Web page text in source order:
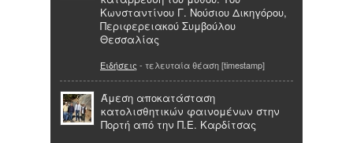
Κωνσταντίνου Γ. Νούσιου Δικηγόρου,
Περιφερειακού Συμβούλου
Θεσσαλίας
Ειδήσεις - τελευταία θέαση [timestamp]
Άμεση αποκατάσταση
κατολισθητικών φαινομένων στην
Πορτή από την Π.Ε. Καρδίτσας